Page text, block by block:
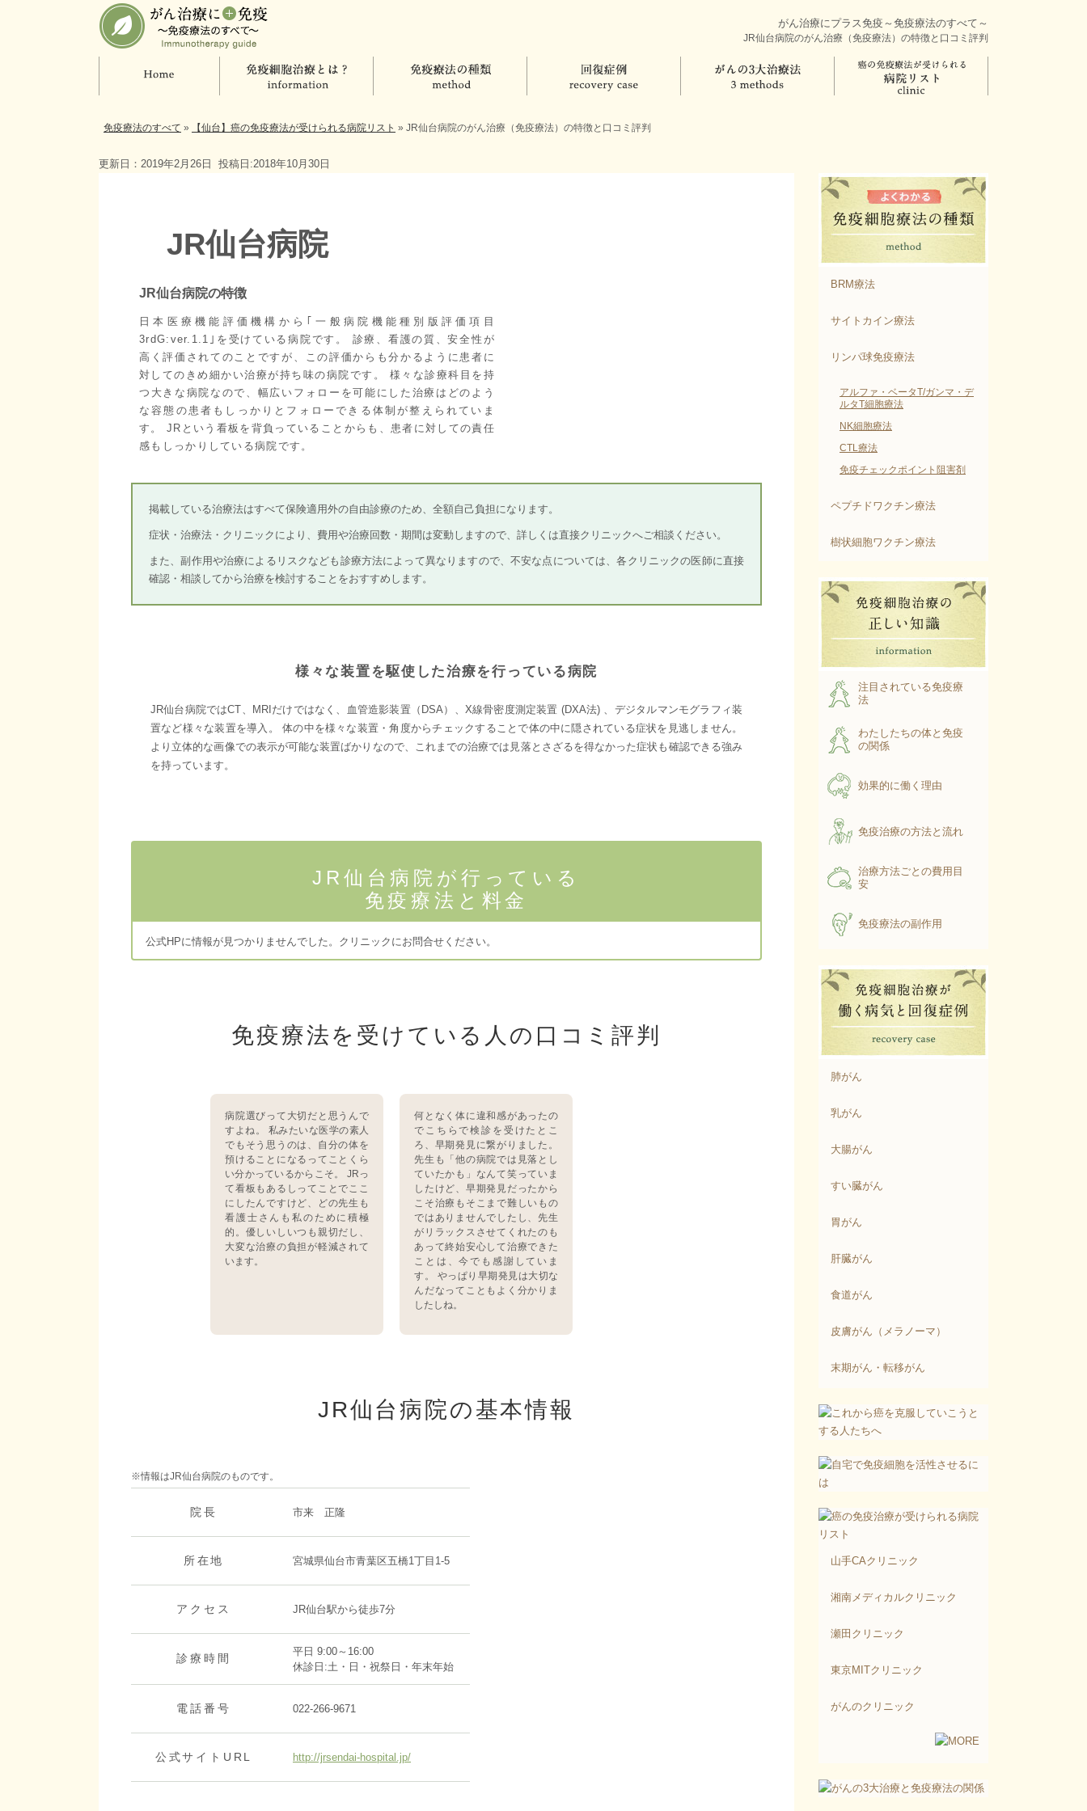
がん治療にプラス免疫～免疫療法のすべて～
JR仙台病院のがん治療（免疫療法）の特徴と口コミ評判
免疫療法のすべて » 【仙台】癌の免疫療法が受けられる病院リスト » JR仙台病院のがん治療（免疫療法）の特徴と口コミ評判
更新日：2019年2月26日 投稿日:2018年10月30日
JR仙台病院
JR仙台病院の特徴
日本医療機能評価機構から｢一般病院機能種別版評価項目
3rdG:ver.1.1｣を受けている病院です。 診療、看護の質、安全性が
高く評価されてのことですが、この評価からも分かるように患者に
対してのきめ細かい治療が持ち味の病院です。 様々な診療科目を持
つ大きな病院なので、幅広いフォローを可能にした治療はどのよう
な容態の患者もしっかりとフォローできる体制が整えられていま
す。 JRという看板を背負っていることからも、患者に対しての責任
感もしっかりしている病院です。
掲載している治療法はすべて保険適用外の自由診療のため、全額自己負担になります。
症状・治療法・クリニックにより、費用や治療回数・期間は変動しますので、詳しくは直接クリニックへご相談ください。
また、副作用や治療によるリスクなども診療方法によって異なりますので、不安な点については、各クリニックの医師に直接
確認・相談してから治療を検討することをおすすめします。
様々な装置を駆使した治療を行っている病院
JR仙台病院ではCT、MRIだけではなく、血管造影装置（DSA）、X線骨密度測定装置 (DXA法) 、デジタルマンモグラフィ装
置など様々な装置を導入。 体の中を様々な装置・角度からチェックすることで体の中に隠されている症状を見逃しません。
より立体的な画像での表示が可能な装置ばかりなので、これまでの治療では見落とさざるを得なかった症状も確認できる強み
を持っています。
JR仙台病院が行っている
免疫療法と料金
公式HPに情報が見つかりませんでした。クリニックにお問合せください。
免疫療法を受けている人の口コミ評判
病院選びって大切だと思うんで
すよね。 私みたいな医学の素人
でもそう思うのは、自分の体を
預けることになるってことくら
い分かっているからこそ。 JRっ
て看板もあるしってことでここ
にしたんですけど、どの先生も
看護士さんも私のために積極
的。優しいしいつも親切だし、
大変な治療の負担が軽減されて
います。
何となく体に違和感があったの
でこちらで検診を受けたとこ
ろ、早期発見に繋がりました。
先生も「他の病院では見落とし
ていたかも」なんて笑っていま
したけど、早期発見だったから
こそ治療もそこまで難しいもの
ではありませんでしたし、先生
がリラックスさせてくれたのも
あって終始安心して治療できた
ことは、今でも感謝していま
す。 やっぱり早期発見は大切な
んだなってこともよく分かりま
したしね。
JR仙台病院の基本情報
※情報はJR仙台病院のものです。
院長 市来 正隆
所在地 宮城県仙台市青葉区五橋1丁目1-5
アクセス JR仙台駅から徒歩7分
診療時間
平日 9:00～16:00
休診日:土・日・祝祭日・年末年始
電話番号 022-266-9671
公式サイトURL http://jrsendai-hospital.jp/
BRM療法
サイトカイン療法
リンパ球免疫療法
アルファ・ベータT/ガンマ・デ
ルタT細胞療法
NK細胞療法
CTL療法
免疫チェックポイント阻害剤
ペプチドワクチン療法
樹状細胞ワクチン療法
注目されている免疫療
法
わたしたちの体と免疫
の関係
効果的に働く理由
免疫治療の方法と流れ
治療方法ごとの費用目
安
免疫療法の副作用
肺がん
乳がん
大腸がん
すい臓がん
胃がん
肝臓がん
食道がん
皮膚がん（メラノーマ）
末期がん・転移がん
山手CAクリニック
湘南メディカルクリニック
瀬田クリニック
東京MITクリニック
がんのクリニック